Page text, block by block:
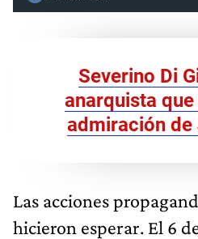
Severino Di
anarquista
admiración de
Las acciones
hicieron esperar. El 6